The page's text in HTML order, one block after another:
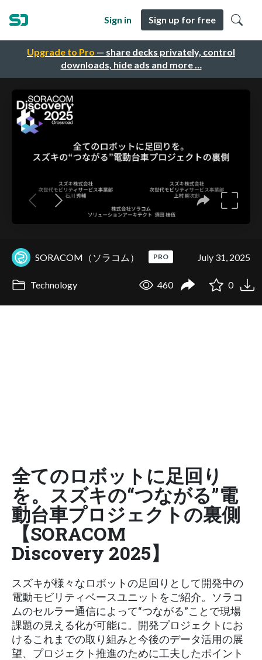
Upgrade to Pro — share decks privately, control
downloads, hide ads and more …
Sign in Sign up for free
SORACOM（ソラコム） PRO July 31, 2025
Technology 460 0
全てのロボットに足回り
を。スズキの“つながる”電
動台車プロジェクトの裏側
【SORACOM
Discovery 2025】
スズキが様々なロボットの足回りとして開発中の
電動モビリティベースユニットをご紹介。ソラコ
ムのセルラー通信によって“つながる”ことで現場
課題の見える化が可能に。開発プロジェクトにお
けるこれまでの取り組みと今後のデータ活用の展
望、プロジェクト推進のために工夫したポイント